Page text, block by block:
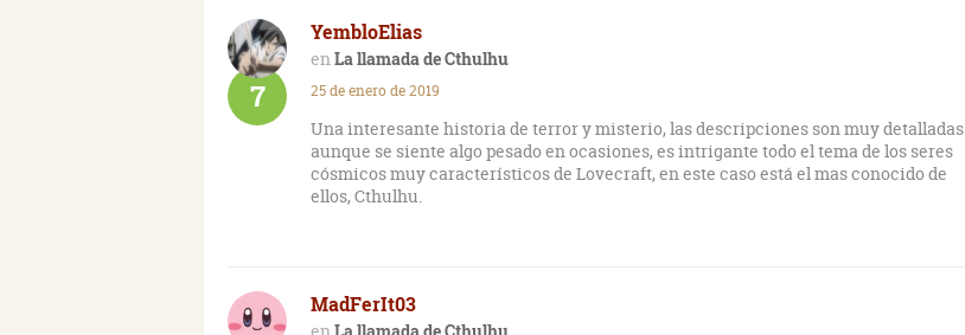
fantásticos, más allá del tiempo y del espacio, de los que conocemos veladas (y
seductoras) alusiones… y la clave está, sin embargo, en la aparente locura de un
especialmente sensible a lo extraordinario, descubrirá que el aparente trastorno
mental oculta en realidad algo mucho mayor). "Dagon", por otra parte, es un cuento
canónico de este hombre, sencillo y bien trazado, con sus pesadillas marítimas, sus
civilizaciones de tiempos remotos y pre-humanos, etc. y el hallazgo de un misterio
que jamás debió ser desvelado… muy conseguida la atmósfera crecientemente
opresiva, con un trasfondo que remite a la gran guerra. El protagonista, no hace falta
racismo lovecraftiano (que sin embargo, y pese a lo reprobable, tiene cierto sentido
en su obra); el rechazo hacia lo extranjero frente a la veneración de lo aristocrático,
YembloElias
La llamada de Cthulhu
7 25 de enero de 2019
Una interesante historia de terror y misterio, las descripciones son muy detalladas
aunque se siente algo pesado en ocasiones, es intrigante todo el tema de los seres
cósmicos muy característicos de Lovecraft, en este caso está el mas conocido de
ellos, Cthulhu.
MadFerIt03